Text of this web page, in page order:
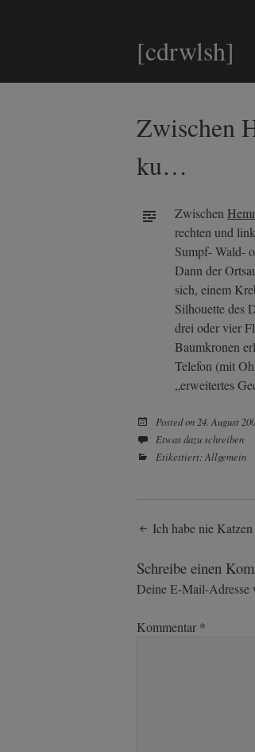
[cdrwlsh]
Zwischen
ku…
Zwischen
rechten und
Sumpf- Wald-
Dann der
sich, einem
Silhouette des
drei oder vier
Baumkronen
Telefon (mit
„erweitertes
Posted on 24. August
Etwas dazu schreiben
Etikettiert: Allgemein
Post
navigation
Ich habe nie Katzen
Schreibe einen
Deine E-Mail-
Kommentar *